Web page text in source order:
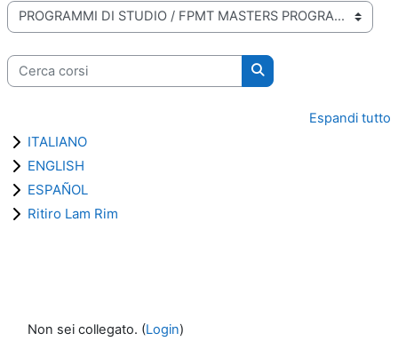
Categorie di corso
Cerca corsi
Cerca corsi
Espandi tutto
ITALIANO
ENGLISH
ESPAÑOL
Ritiro Lam Rim
Non sei collegato. (Login)